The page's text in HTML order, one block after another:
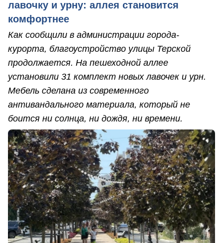
лавочку и урну: аллея становится
комфортнее
Как сообщили в администрации города-
курорта, благоустройство улицы Терской
продолжается. На пешеходной аллее
установили 31 комплект новых лавочек и урн.
Мебель сделана из современного
антивандального материала, который не
боится ни солнца, ни дождя, ни времени.